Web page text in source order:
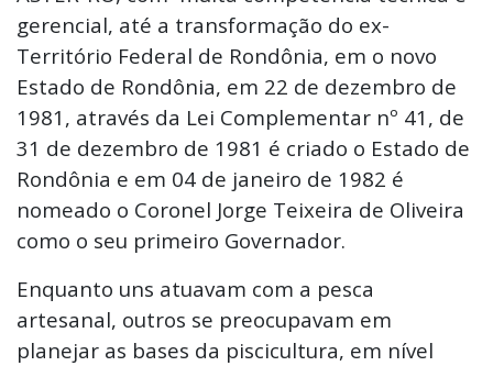
gerencial, até a transformação do ex-
Território Federal de Rondônia, em o novo
Estado de Rondônia, em 22 de dezembro de
1981, através da Lei Complementar nº 41, de
31 de dezembro de 1981 é criado o Estado de
Rondônia e em 04 de janeiro de 1982 é
nomeado o Coronel Jorge Teixeira de Oliveira
como o seu primeiro Governador.
Enquanto uns atuavam com a pesca
artesanal, outros se preocupavam em
planejar as bases da piscicultura, em nível